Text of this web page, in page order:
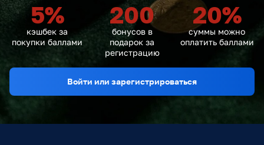
5%
кэшбек за
покупки баллами
200
бонусов в
подарок за
регистрацию
20%
суммы можно
оплатить баллами
Войти или зарегистрироваться